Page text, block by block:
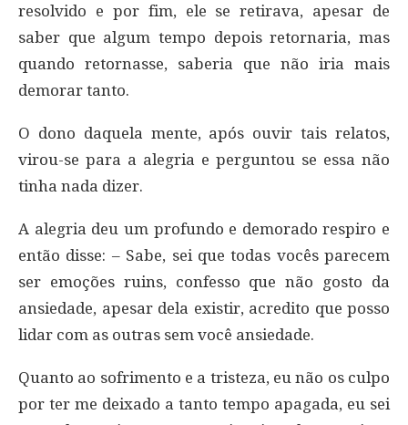
resolvido e por fim, ele se retirava, apesar de
saber que algum tempo depois retornaria, mas
quando retornasse, saberia que não iria mais
demorar tanto.
O dono daquela mente, após ouvir tais relatos,
virou-se para a alegria e perguntou se essa não
tinha nada dizer.
A alegria deu um profundo e demorado respiro e
então disse: – Sabe, sei que todas vocês parecem
ser emoções ruins, confesso que não gosto da
ansiedade, apesar dela existir, acredito que posso
lidar com as outras sem você ansiedade.
Quanto ao sofrimento e a tristeza, eu não os culpo
por ter me deixado a tanto tempo apagada, eu sei